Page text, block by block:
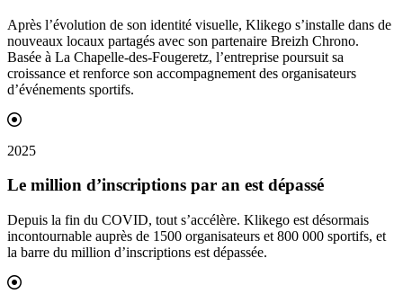
Après l’évolution de son identité visuelle, Klikego s’installe dans de
nouveaux locaux partagés avec son partenaire Breizh Chrono.
Basée à La Chapelle-des-Fougeretz, l’entreprise poursuit sa
croissance et renforce son accompagnement des organisateurs
d’événements sportifs.
2025
Le million d’inscriptions par an est dépassé
Depuis la fin du COVID, tout s’accélère. Klikego est désormais
incontournable auprès de 1500 organisateurs et 800 000 sportifs, et
la barre du million d’inscriptions est dépassée.